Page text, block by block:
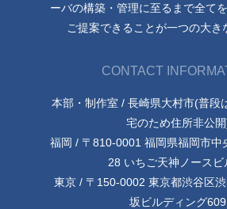
ーバの構築・管理に至るまで全て
ご提案できることが一つの大き
CONTACT
本部・制作室 / 長崎県大村市(普段
宅のため住所非公
福岡 / 〒810-0001 福岡県福岡市中
28 いちご天神ノースビ
東京 / 〒150-0002 東京都渋谷区
坂ビルディング609